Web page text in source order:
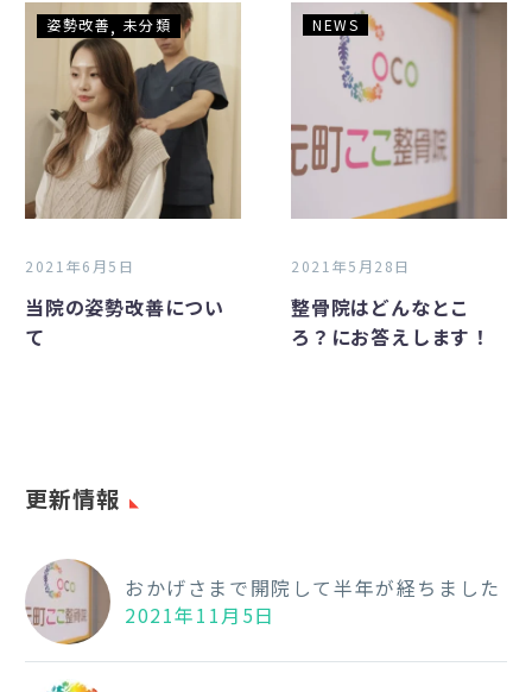
し
当
院
の
姿
勢
改
善
に
て
姿勢改善 未分類
2021年6月5日
当院の姿勢改善につい
て
整
院
ど
ん
な
と
こ
に
お
NEWS
2021年5月28日
整骨院はどんなとこ
ろ？にお答えします！
更新情報
おかげさまで開院して半年が経ちました
2021年11月5日